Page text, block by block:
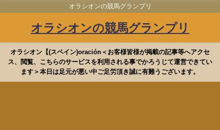
オラシオンの競馬グランプリ
オラシオンの競馬グランプリ
オラシオン【(スペイン)oración＜お客様皆様が掲載の記事等へアクセ
ス、閲覧、こちらのサービスを利用される事でかろうじて運営できてい
ます＞本日は足元が悪い中ご足労頂き誠に有難うございます。